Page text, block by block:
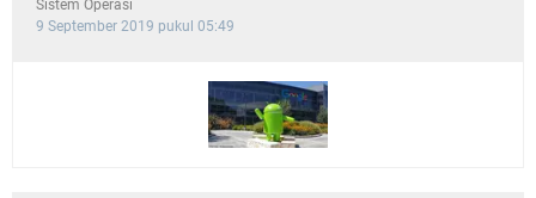
Sistem Operasi
9 September 2019 pukul 05:49